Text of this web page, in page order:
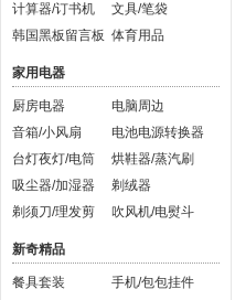
计算器/订书机
文具/笔袋
韩国黑板留言板 体育用品
家用电器
厨房电器
电脑周边
音箱/小风扇
电池电源转换器
台灯夜灯/电筒
烘鞋器/蒸汽刷
吸尘器/加湿器
剃绒器
剃须刀/理发剪
吹风机/电熨斗
新奇精品
餐具套装
手机/包包挂件